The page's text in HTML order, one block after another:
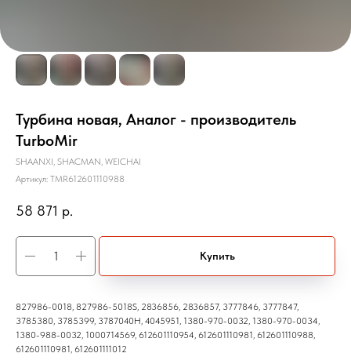
Турбина новая, Аналог - производитель
TurboMir
SHAANXI, SHACMAN, WEICHAI
Артикул: TMR612601110988
58 871 р.
Купить
827986-0018, 827986-5018S, 2836856, 2836857, 3777846, 3777847,
3785380, 3785399, 3787040H, 4045951, 1380-970-0032, 1380-970-0034,
1380-988-0032, 1000714569, 612601110954, 612601110981, 612601110988,
612601110981, 612601111012